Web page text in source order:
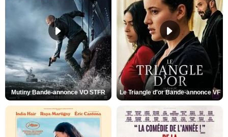
Mutiny Bande-annonce VO STFR Le Triangle d'or Bande-annonce VF